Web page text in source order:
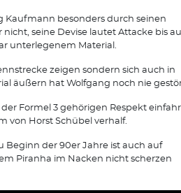
Kaufmann besonders durch seinen
seine Devise lautet Attacke bis
unterlegenem Material.
zeigen sondern sich auch in
äußern hat Wolfgang noch nie
Formel 3 gehörigen Respekt
von Horst Schübel verhalf.
Beginn der 90er Jahre ist auch auf
Piranha im Nacken nicht scherzen